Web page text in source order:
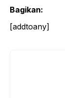
Bagikan:
[addtoany]